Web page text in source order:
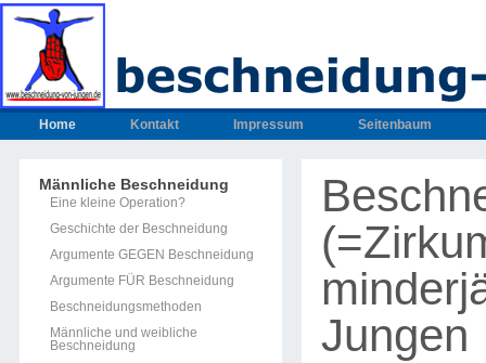
Home Kontakt Impressum Seitenbaum
Männliche Beschneidung
Eine kleine Operation?
Geschichte der Beschneidung
Argumente GEGEN Beschneidung
Argumente FÜR Beschneidung
Beschneidungsmethoden
Männliche und weibliche
Beschneidung
Jungen